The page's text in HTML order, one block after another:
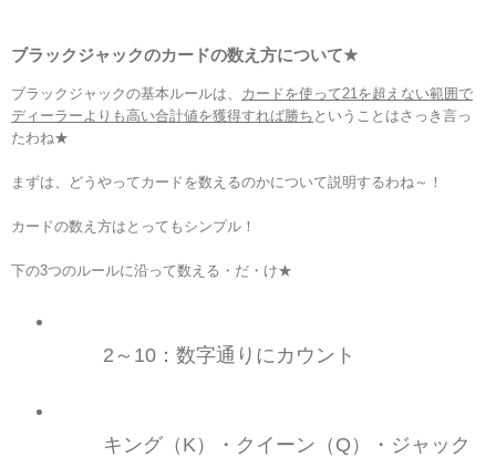
ブラックジャックのカードの数え方について★
ブラックジャックの基本ルールは、
カードを使って21を超えない範囲で
ディーラーよりも高い合計値を獲得すれば勝ち ということはさっき言っ
たわね★
まずは、どうやってカードを数えるのかについて説明するわね～！
カードの数え方はとってもシンプル ！
下の3つのルールに沿って数える・だ・け★
2～10：数字通りにカウント
キング（K ）・ クイーン（Q ）・ ジャック